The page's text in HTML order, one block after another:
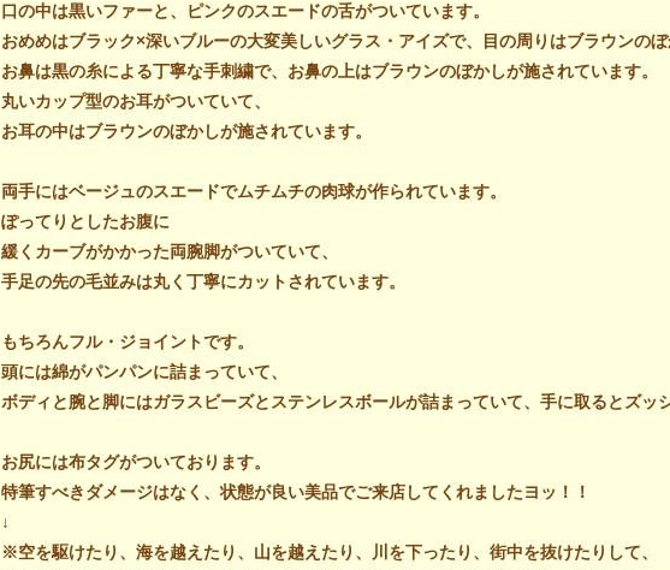
口の中は黒いファーと、ピンクのスエードの舌がついています。
おめめはブラック×深いブルーの大変美しいグラス・アイズで、目の周りはブラウンの
お鼻は黒の糸による丁寧な手刺繍で、お鼻の上はブラウンのぼかしが施されています。
丸いカップ型のお耳がついていて、
お耳の中はブラウンのぼかしが施されています。
両手にはベージュのスエードでムチムチの肉球が作られています。
ぽってりとしたお腹に
緩くカーブがかかった両腕脚がついていて、
手足の先の毛並みは丸く丁寧にカットされています。
もちろんフル・ジョイントです。
頭には綿がパンパンに詰まっていて、
ボディと腕と脚にはガラスビーズとステンレスボールが詰まっていて、手に取るとズッ
お尻には布タグがついております。
特筆すべきダメージはなく、状態が良い美品でご来店してくれましたヨッ！！
↓
※空を駆けたり、海を越えたり、山を越えたり、川を下ったり、街中を抜けたりして、